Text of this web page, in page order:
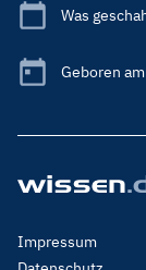
Was
Geboren
Footer
Impressum